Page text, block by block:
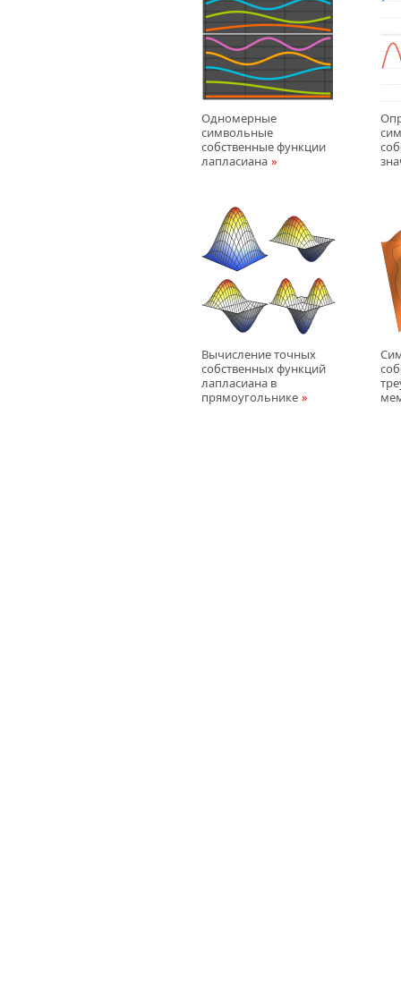
Одномерные
символьные
собственные функции
лапласиана
Вычисление точных
собственных функций
лапласиана в
прямоугольнике